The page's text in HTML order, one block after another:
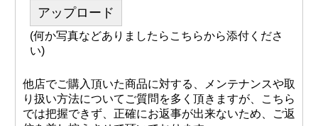
アップロード
(何か写真などありましたらこちらから添付くださ
い)
他店でご購入頂いた商品に対する、メンテナンスや取
り扱い方法についてご質問を多く頂きますが、こちら
では把握できず、正確にお返事が出来ないため、ご返